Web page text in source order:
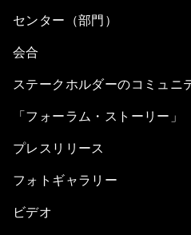
センター（部門）
会合
ステークホルダーのコミュニ
「フォーラム・ストーリー」
プレスリリース
フォトギャラリー
ビデオ